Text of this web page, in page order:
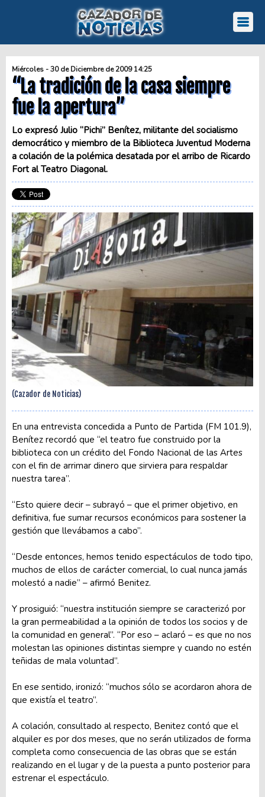
Miércoles - 30 de Diciembre de 2009 14:25
“La tradición de la casa siempre
fue la apertura”
Lo expresó Julio “Pichi” Benítez, militante del socialismo
democrático y miembro de la Biblioteca Juventud Moderna
a colación de la polémica desatada por el arribo de Ricardo
Fort al Teatro Diagonal.
(Cazador de Noticias)
En una entrevista concedida a Punto de Partida (FM 101.9),
Benítez recordó que “el teatro fue construido por la
biblioteca con un crédito del Fondo Nacional de las Artes
con el fin de arrimar dinero que sirviera para respaldar
nuestra tarea”.
“Esto quiere decir – subrayó – que el primer objetivo, en
definitiva, fue sumar recursos económicos para sostener la
gestión que llevábamos a cabo”.
“Desde entonces, hemos tenido espectáculos de todo tipo,
muchos de ellos de carácter comercial, lo cual nunca jamás
molestó a nadie” – afirmó Benitez.
Y prosiguió: “nuestra institución siempre se caracterizó por
la gran permeabilidad a la opinión de todos los socios y de
la comunidad en general”. “Por eso – aclaró – es que no nos
molestan las opiniones distintas siempre y cuando no estén
teñidas de mala voluntad”.
En ese sentido, ironizó: “muchos sólo se acordaron ahora de
que existía el teatro”.
A colación, consultado al respecto, Benitez contó que el
alquiler es por dos meses, que no serán utilizados de forma
completa como consecuencia de las obras que se están
realizando en el lugar y de la puesta a punto posterior para
estrenar el espectáculo.